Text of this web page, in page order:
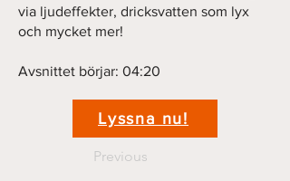
via ljudeffekter, dricksvatten som lyx
och mycket mer!
Avsnittet börjar: 04:20
Lyssna nu!
Previous